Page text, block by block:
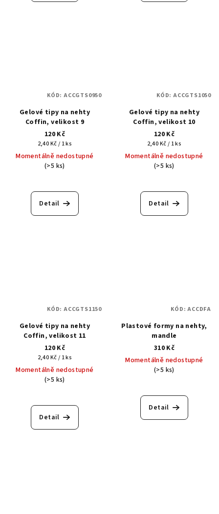
Gelové tipy na nehty
Coffin, velikost 9
120 Kč
Měrná
cena:
2,40 Kč / 1 ks
Momentálně nedostupné
(>5 ks)
Detail
KÓD: ACCGTS0950
Gelové tipy na nehty
Coffin, velikost 10
120 Kč
Měrná
cena:
2,40 Kč / 1 ks
Momentálně nedostupné
(>5 ks)
Detail
KÓD: ACCGTS1050
Gelové tipy na nehty
Coffin, velikost 11
120 Kč
Měrná
cena:
2,40 Kč / 1 ks
Momentálně nedostupné
(>5 ks)
Detail
KÓD: ACCGTS1150
Plastové formy na nehty,
mandle
310 Kč
Momentálně nedostupné
(>5 ks)
Detail
KÓD:ACCDFA